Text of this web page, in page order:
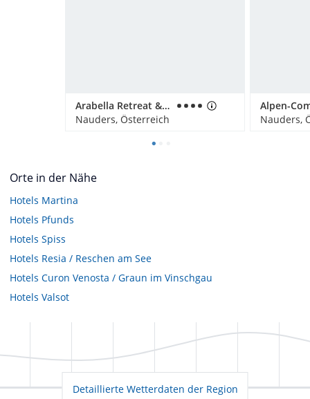
Arabella Retreat & Spa
Nauders, Österreich
Nauders,
Orte in der Nähe
Hotels Martina
Hotels Pfunds
Hotels Spiss
Hotels Resia / Reschen am See
Hotels Curon Venosta / Graun im Vinschgau
Hotels Valsot
Detaillierte Wetterdaten der Region